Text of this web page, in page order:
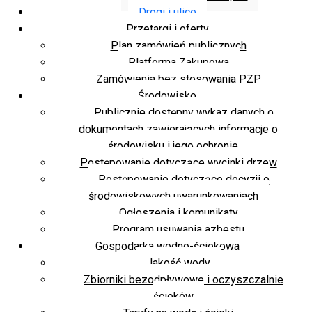
Drogi i ulice
Przetargi i oferty
Plan zamówień publicznych
Platforma Zakupowa
Zamówienia bez stosowania PZP
Środowisko
Publicznie dostępny wykaz danych o
dokumentach zawierających informacje o
środowisku i jego ochronie
Postępowanie dotyczące wycinki drzew
Postępowanie dotyczące decyzji o
środowiskowych uwarunkowaniach
Ogłoszenia i komunikaty
Program usuwania azbestu
Gospodarka wodno-ściekowa
Jakość wody
Zbiorniki bezodpływowe i oczyszczalnie
ścieków